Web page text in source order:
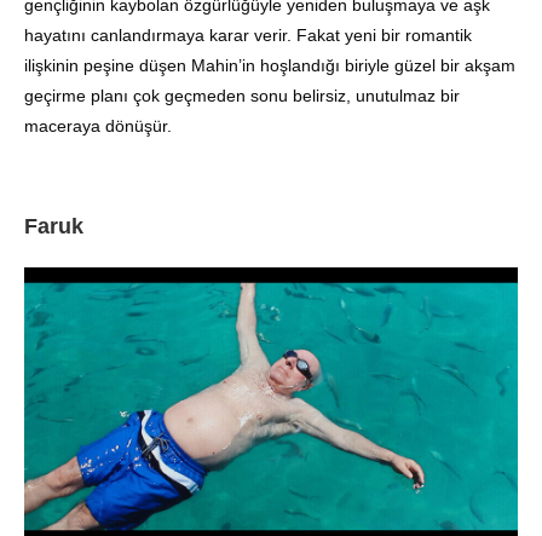
gençliğinin kaybolan özgürlüğüyle yeniden buluşmaya ve aşk
hayatını canlandırmaya karar verir. Fakat yeni bir romantik
ilişkinin peşine düşen Mahin’in hoşlandığı biriyle güzel bir akşam
geçirme planı çok geçmeden sonu belirsiz, unutulmaz bir
maceraya dönüşür.
Faruk